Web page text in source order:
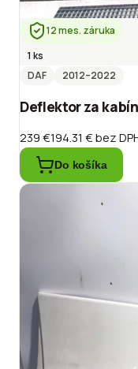
12 mes. záruka
1 ks
DAF
2012–2022
Deflektor za
239 €194.31 €bez
Do košíka